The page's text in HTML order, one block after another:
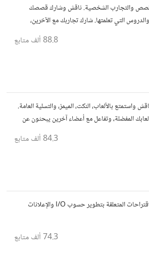
والتجارب الشخصية. ناقش وشارك قصصك
والدروس التي تعلمتها. شارك تجاربك مع الآخرين،
88.8 ألف متابع
واستمتع بالألعاب، النكت، الميمز، والتسلية العامة.
المفضلة، وتفاعل مع أعضاء آخرين يبحثون عن
84.3 ألف متابع
مجتمع لطرح الشكاوي والإقتراحات المتعلقة بتطوير حسوب I/O والإعلانات
74.3 ألف متابع